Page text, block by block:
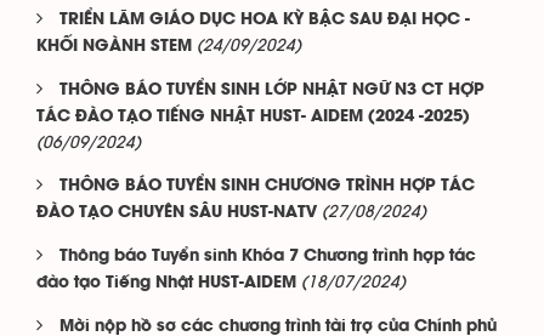
TRIỂN LÃM GIÁO DỤC HOA KỲ BẬC SAU ĐẠI HỌC -
KHỐI NGÀNH STEM (24/09/2024)
THÔNG BÁO TUYỂN SINH LỚP NHẬT NGỮ N3 CT HỢP
TÁC ĐÀO TẠO TIẾNG NHẬT HUST- AIDEM (2024 -2025)
(06/09/2024)
THÔNG BÁO TUYỂN SINH CHƯƠNG TRÌNH HỢP TÁC
ĐÀO TẠO CHUYÊN SÂU HUST-NATV (27/08/2024)
Thông báo Tuyển sinh Khóa 7 Chương trình hợp tác
đào tạo Tiếng Nhật HUST-AIDEM (18/07/2024)
Mời nộp hồ sơ các chương trình tài trợ của Chính phủ